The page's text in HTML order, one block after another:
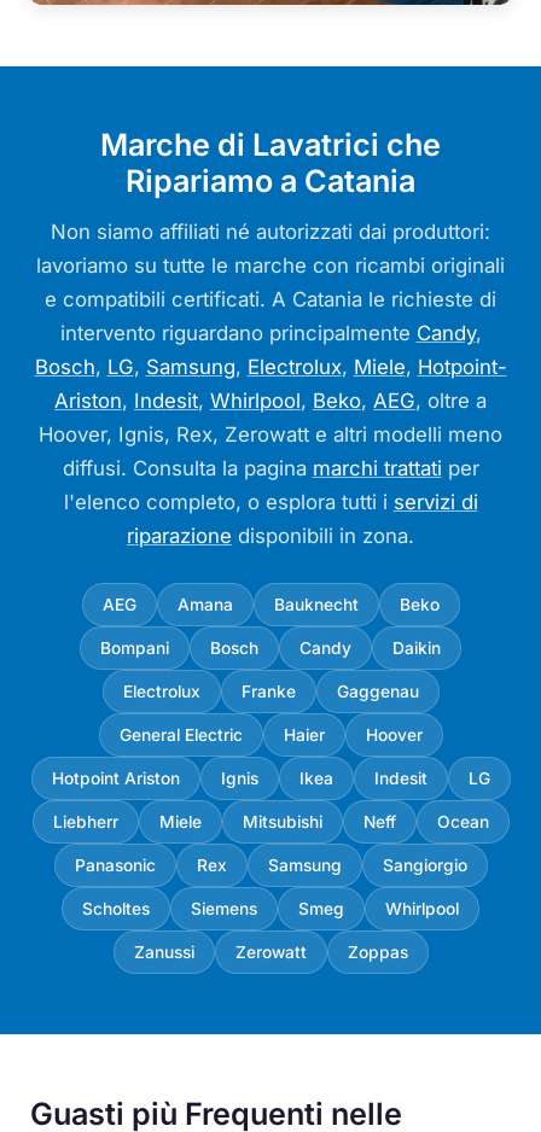
Marche di Lavatrici che
Ripariamo a Catania
Non siamo affiliati né autorizzati dai produttori:
lavoriamo su tutte le marche con ricambi originali
e compatibili certificati. A Catania le richieste di
intervento riguardano principalmente Candy,
Bosch, LG, Samsung, Electrolux, Miele, Hotpoint-
Ariston, Indesit, Whirlpool, Beko, AEG, oltre a
Hoover, Ignis, Rex, Zerowatt e altri modelli meno
diffusi. Consulta la pagina marchi trattati per
l'elenco completo, o esplora tutti i servizi di
riparazione disponibili in zona.
AEG Amana Bauknecht Beko
Bompani Bosch Candy Daikin
Electrolux Franke Gaggenau
General Electric Haier Hoover
Hotpoint Ariston Ignis Ikea Indesit LG
Liebherr Miele Mitsubishi Neff Ocean
Panasonic Rex Samsung Sangiorgio
Scholtes Siemens Smeg Whirlpool
Zanussi Zerowatt Zoppas
Guasti più Frequenti nelle